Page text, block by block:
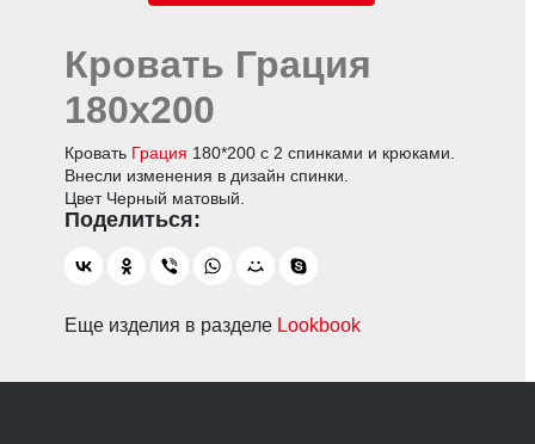
Кровать Грация
180х200
Кровать Грация 180*200 с 2 спинками и крюками.
Внесли изменения в дизайн спинки.
Цвет Черный матовый.
Еще изделия в разделе Lookbook